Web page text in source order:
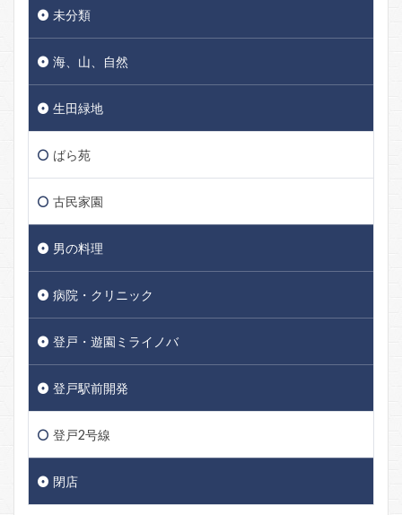
未分類
海、山、自然
生田緑地
ばら苑
古民家園
男の料理
病院・クリニック
登戸・遊園ミライノバ
登戸駅前開発
登戸2号線
閉店